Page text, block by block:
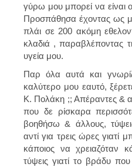
γύρω μου μπορεί να είναι
Προσπάθησα έχοντας ως
πλάι σε 200 ακόμη
κλαδιά , παραβλέποντας
υγεία μου.
Παρ όλα αυτά και
καλύτερο μου εαυτό,
Κ. Πολάκη ;; Απέραντες &
που δε ρίσκαρα
βοηθήσω & άλλους,
αντί για τρεις ώρες γιατί
κάποιος να χρειαζόταν
τύψεις γιατί το βράδυ